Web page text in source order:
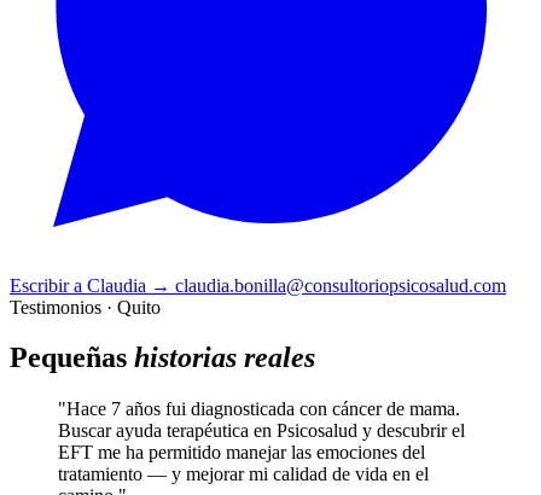
Escribir a Claudia → claudia.bonilla@consultoriopsicosalud.com
Testimonios · Quito
Pequeñas historias reales
"Hace 7 años fui diagnosticada con cáncer de mama.
Buscar ayuda terapéutica en Psicosalud y descubrir el
EFT me ha permitido manejar las emociones del
tratamiento — y mejorar mi calidad de vida en el